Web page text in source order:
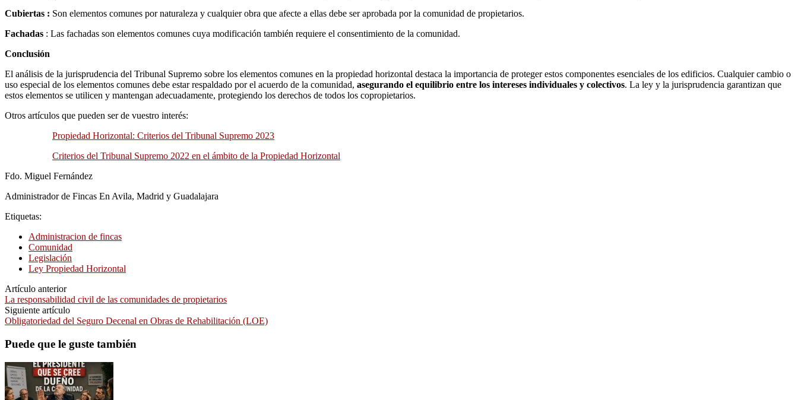
Cubiertas : Son elementos comunes por naturaleza y cualquier obra que afecte a ellas debe ser aprobada por la comunidad de propietarios.
Fachadas : Las fachadas son elementos comunes cuya modificación también requiere el consentimiento de la comunidad.
Conclusión
El análisis de la jurisprudencia del Tribunal Supremo sobre los elementos comunes en la propiedad horizontal destaca la importancia de proteger estos componentes esenciales de los edificios. Cualquier cambio o
uso especial de los elementos comunes debe estar respaldado por el acuerdo de la comunidad, asegurando el equilibrio entre los intereses individuales y colectivos. La ley y la jurisprudencia garantizan que
estos elementos se utilicen y mantengan adecuadamente, protegiendo los derechos de todos los copropietarios.
Otros artículos que pueden ser de vuestro interés:
Propiedad Horizontal: Criterios del Tribunal Supremo 2023
Criterios del Tribunal Supremo 2022 en el ámbito de la Propiedad Horizontal
Fdo. Miguel Fernández
Administrador de Fincas En Avila, Madrid y Guadalajara
Etiquetas:
Administracion de fincas
Comunidad
Legislación
Ley Propiedad Horizontal
Artículo anterior
La responsabilidad civil de las comunidades de propietarios
Siguiente artículo
Obligatoriedad del Seguro Decenal en Obras de Rehabilitación (LOE)
Puede que le guste también